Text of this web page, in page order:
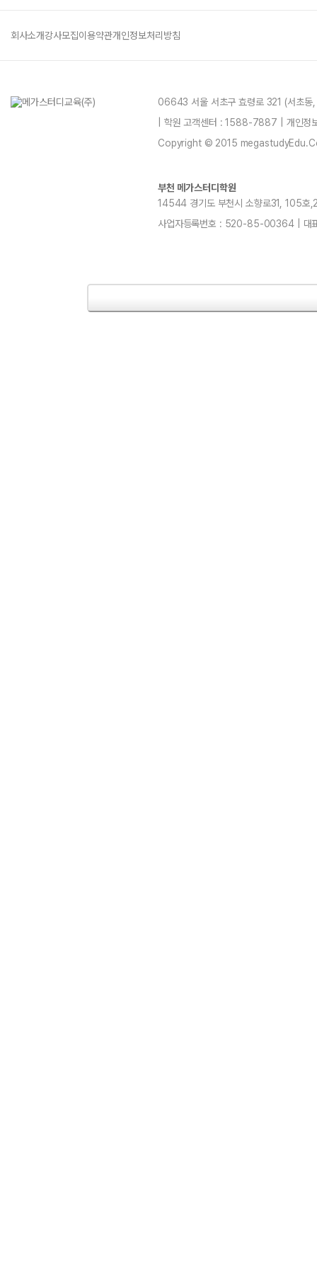
회사소개강사모집이용약관개인정보처리방침
06643 서울 서초구 효령로 321 (서초
| 학원 고객센터 : 1588-7887 | 개인
Copyright © 2015
부천 메가스터디학원
14544 경기도 부천시 소향로31, 105
사업자등록번호 : 520-85-00364 | 대